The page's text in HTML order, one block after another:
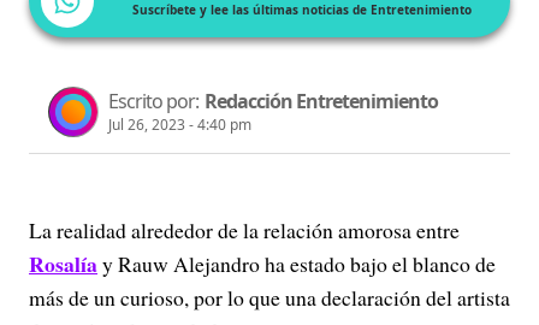
Suscríbete y lee las últimas noticias de Entretenimiento
Escrito por: Redacción Entretenimiento
Jul 26, 2023 - 4:40 pm
La realidad alrededor de la relación amorosa entre
Rosalíay Rauw Alejandro ha estado bajo el blanco de
más de un curioso, por lo que una declaración del artista